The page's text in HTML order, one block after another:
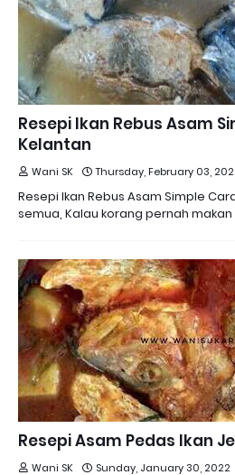
Resepi Ikan Rebus Asam
Kelantan
Wani SK Thursday, February 03,
Resepi Ikan Rebus Asam Simple
semua, Kalau korang pernah
Resepi Asam Pedas Ikan
Wani SK Sunday, January 30, 2022